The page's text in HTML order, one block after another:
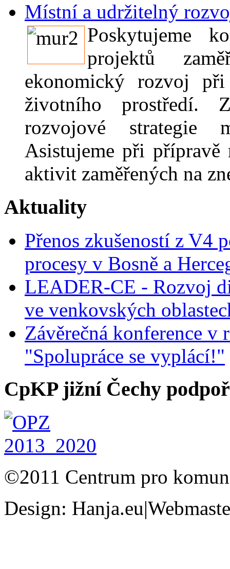
Místní a udržitelný
Poskytujeme
projektů
ekonomický rozvoj
životního prostředí.
rozvojové strategie
Asistujeme při
aktivit zaměřených na
Aktuality
Přenos zkušeností z V4
procesy v Bosně a
LEADER-CE - Rozvoj
ve venkovských
Závěrečná konference v
"Spolupráce se vyplácí!"
CpKP jižní Čechy
©2011 Centrum pro
Design: